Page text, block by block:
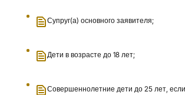
Супруг(а) основного заявителя;
Дети в возрасте до 18 лет;
Совершеннолетние дети до 25 лет,